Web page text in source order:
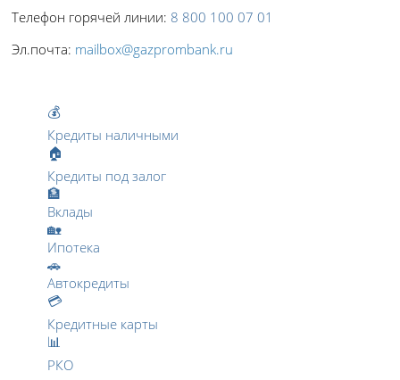
Телефон горячей линии: 8 800 100 07 01
Эл.почта: mailbox@gazprombank.ru
💰
Кредиты наличными
🏠
Кредиты под залог
🏦
Вклады
🏡
Ипотека
🚗
Автокредиты
💳
Кредитные карты
📊
РКО